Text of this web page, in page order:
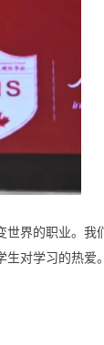
世界的职业。我
对学习的热爱。